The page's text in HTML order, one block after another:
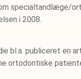
specialtandlæge/
i 2008.
bl.a. publiceret en
ortodontiske